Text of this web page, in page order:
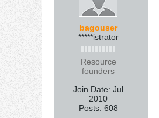
bagouser
*****istrator
Resource
founders
Join Date: Jul
2010
Posts: 608